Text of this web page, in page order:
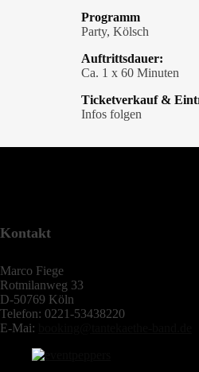
Programm
Party, Kölsch
Auftrittsdauer:
Ca. 1 x 60 Minuten
Ticketverkauf &
Infos folgen
Kontakt
Marco Fiege
Rotmilanweg 33
D-50769 Köln
Telefon: 0221-53438220
E-Mai: